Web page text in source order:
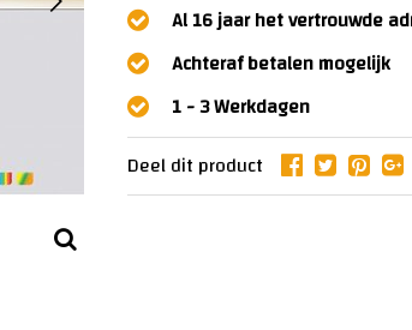
Al 16 jaar het vertrouwde
Achteraf betalen mogelijk
1 - 3 Werkdagen
Deel dit product